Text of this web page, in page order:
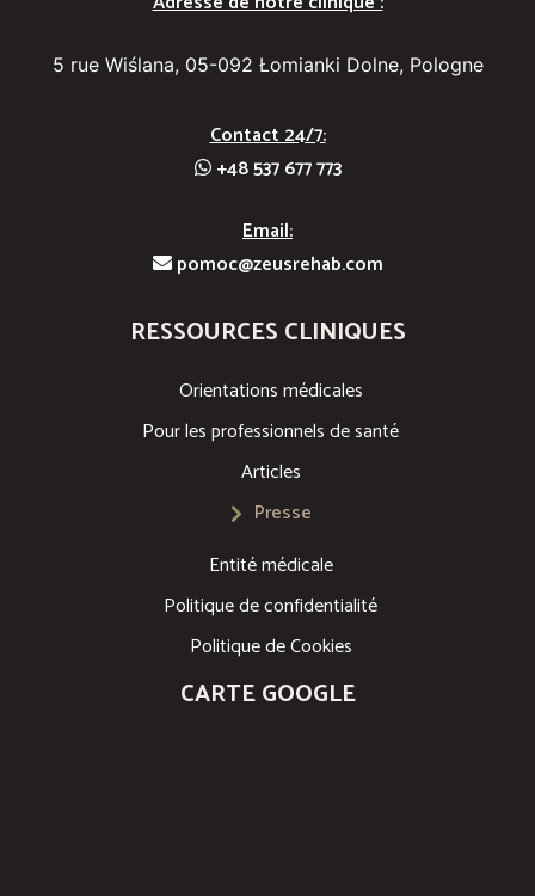
5 rue Wiślana, 05-092 Łomianki Dolne, Pologne
Contact 24/7:
+48 537 677 773
Email:
pomoc@zeusrehab.com
RESSOURCES CLINIQUES
Orientations médicales
Pour les professionnels de santé
Articles
Presse
Entité médicale
Politique de confidentialité
Politique de Cookies
CARTE GOOGLE